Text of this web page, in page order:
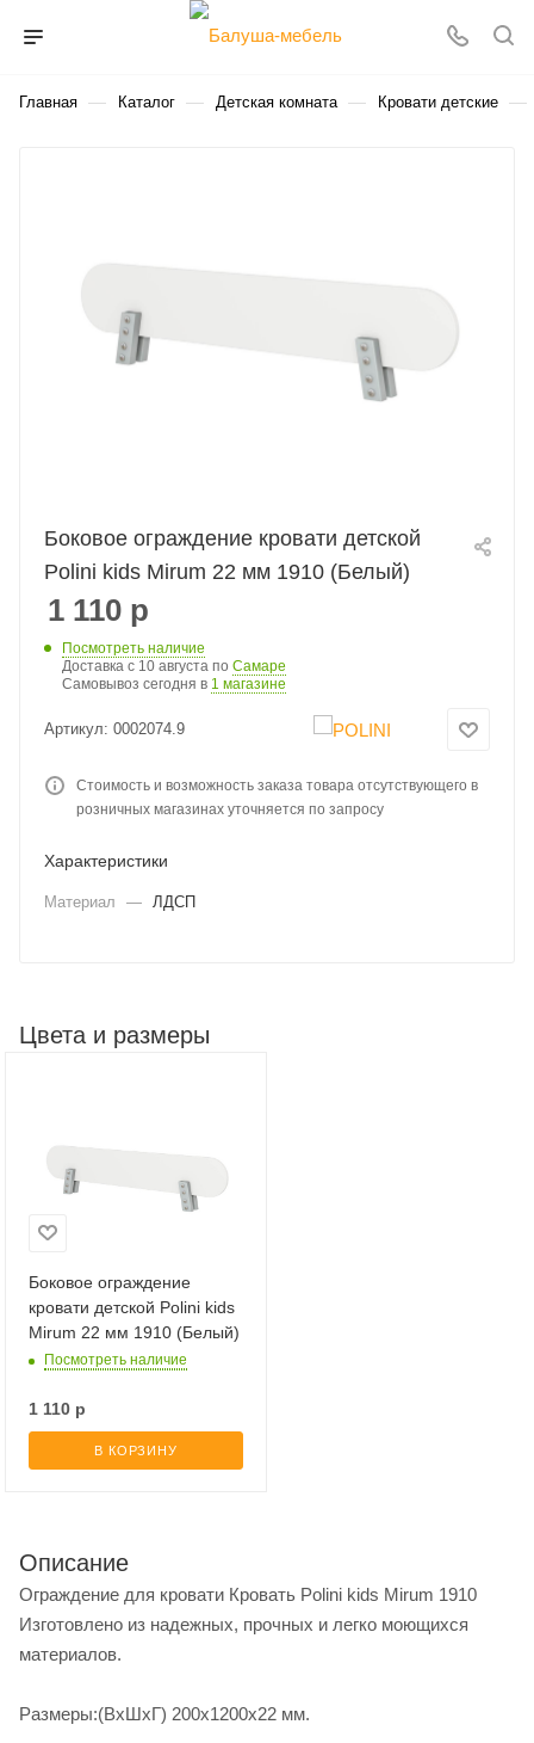
Главная — Каталог — Детская комната — Кровати детские —
Боковое ограждение кровати детской
Polini kids Mirum 22 мм 1910 (Белый)
1 110 р
Посмотреть наличие
Доставка с 10 августа по Самаре
Самовывоз сегодня в 1 магазине
Артикул: 0002074.9
Стоимость и возможность заказа товара отсутствующего в
розничных магазинах уточняется по запросу
Характеристики
Материал — ЛДСП
Цвета и размеры
Боковое ограждение
кровати детской Polini kids
Mirum 22 мм 1910 (Белый)
Посмотреть наличие
1 110 р
В КОРЗИНУ
Описание
Ограждение для кровати Кровать Polini kids Mirum 1910
Изготовлено из надежных, прочных и легко моющихся
материалов.
Размеры:(ВхШхГ) 200х1200х22 мм.